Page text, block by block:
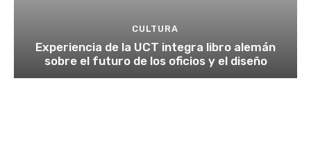
CULTURA
Experiencia de la UCT integra libro alemán
sobre el futuro de los oficios y el diseño